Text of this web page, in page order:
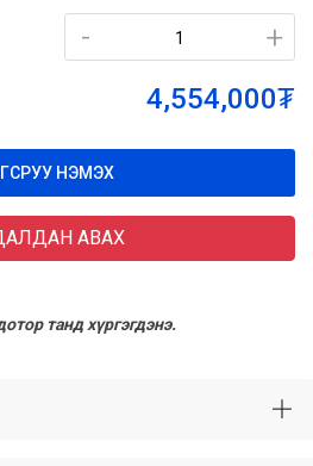
+
- +
-
4,554,000₮
НЭМЭХ
АВАХ
танд хүргэгдэнэ.